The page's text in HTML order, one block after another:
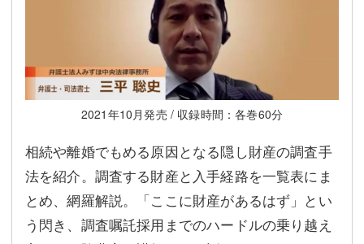
2021年10月発売 / 収録時間：各巻60分
相続や離婚でもめる原因となる隠し財産の調査手
法を紹介。調査する財産と入手経路を一覧表にま
とめ、網羅解説。「ここに財産があるはず」とい
う閃き、調査嘱託採用までのハードルの乗り越え